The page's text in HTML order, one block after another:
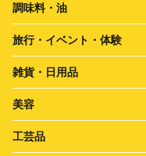
調味料・油
旅行・イベント・体験
雑貨・日用品
美容
工芸品